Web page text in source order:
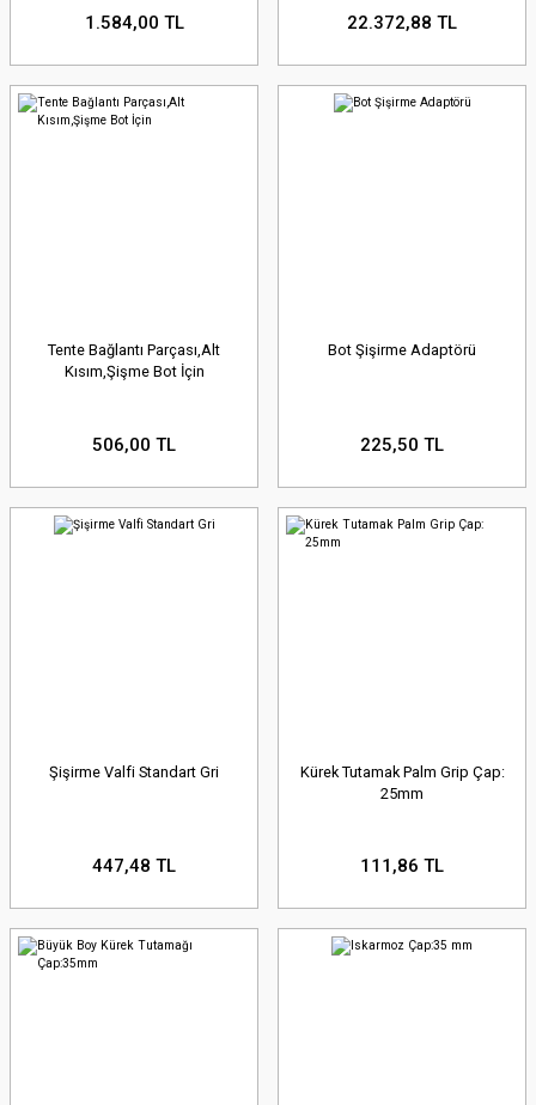
1.584,00 TL 22.372,88 TL
Tente Bağlantı Parçası,Alt
Kısım,Şişme Bot İçin
506,00 TL
Bot Şişirme Adaptörü
225,50 TL
Şişirme Valfi Standart Gri
447,48 TL
Kürek Tutamak Palm Grip Çap:
25mm
111,86 TL